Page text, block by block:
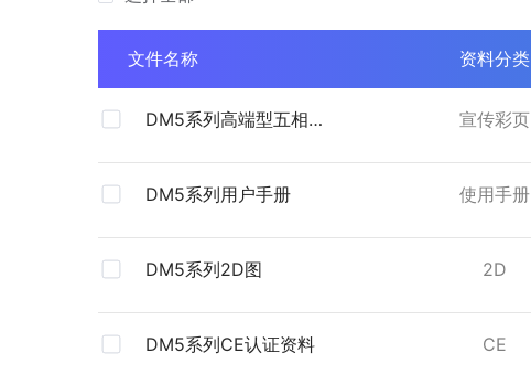
文件名称 资料分类
DM5系列高端型五相步
宣传彩页
DM5系列用户手册 使用手册
DM5系列2D图 2D
DM5系列CE认证资料 CE